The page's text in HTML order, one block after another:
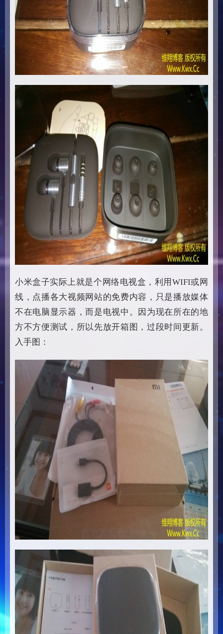
小米盒子实际上就是个网络电视盒，利用WIFI或网
线，点播各大视频网站的免费内容，只是播放媒体
不在电脑显示器，而是电视中。因为现在所在的地
方不方便测试，所以先放开箱图，过段时间更新。
入手图：